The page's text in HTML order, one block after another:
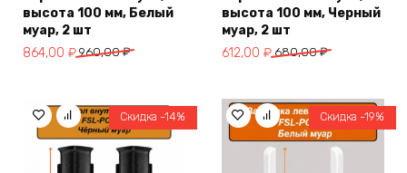
высота 100 мм, Белый
муар, 2 шт
960,00₽
Первоначальная
960,00 ₽.
864,00 ₽
Текущая
высота 100 мм, Черный
муар, 2 шт
680,00₽
Первоначальная
680,00 ₽.
612,00 ₽
Текущая
Скидка -14% Скидка -19%